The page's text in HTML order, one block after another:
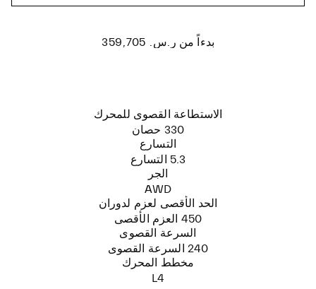
بدءاً من ر.س. 359,705
الاستطاعة القصوى للمحرك
330 حصان
التسارع
5.3 التسارع
الجر
AWD
الحد الأقصى لعزم لدوران
450 العزم الأقصى
السرعة القصوى
240 السرعة القصوى
مخطط المحرك
L4